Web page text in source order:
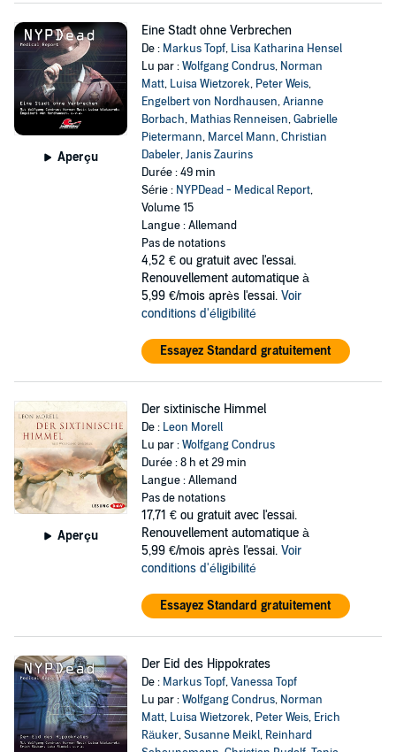
Aperçu
Eine Stadt ohne Verbrechen
De : Markus Topf, Lisa Katharina Hensel
Lu par :Wolfgang Condrus, Norman
Matt, Luisa Wietzorek, Peter Weis,
Engelbert von Nordhausen,Arianne
Borbach, Mathias Renneisen,Gabrielle
Pietermann, Marcel Mann,Christian
Dabeler,Janis Zaurins
Durée : 49 min
Série : NYPDead - Medical Report,
Volume 15
Langue : Allemand
Pas de notations
4,52 € ou gratuit avec l'essai.
Renouvellement automatique à
5,99 €/mois après l'essai. Voir
conditions d'éligibilité
Essayez Standard gratuitement
Aperçu
Der sixtinische Himmel
De : Leon Morell
Lu par :Wolfgang Condrus
Durée : 8 h et 29 min
Langue : Allemand
Pas de notations
17,71 € ou gratuit avec l'essai.
Renouvellement automatique à
5,99 €/mois après l'essai. Voir
conditions d'éligibilité
Essayez Standard gratuitement
Der Eid des Hippokrates
De : Markus Topf,Vanessa Topf
Lu par :Wolfgang Condrus, Norman
Matt, Luisa Wietzorek, Peter Weis, Erich
Räuker,Susanne Meikl, Reinhard